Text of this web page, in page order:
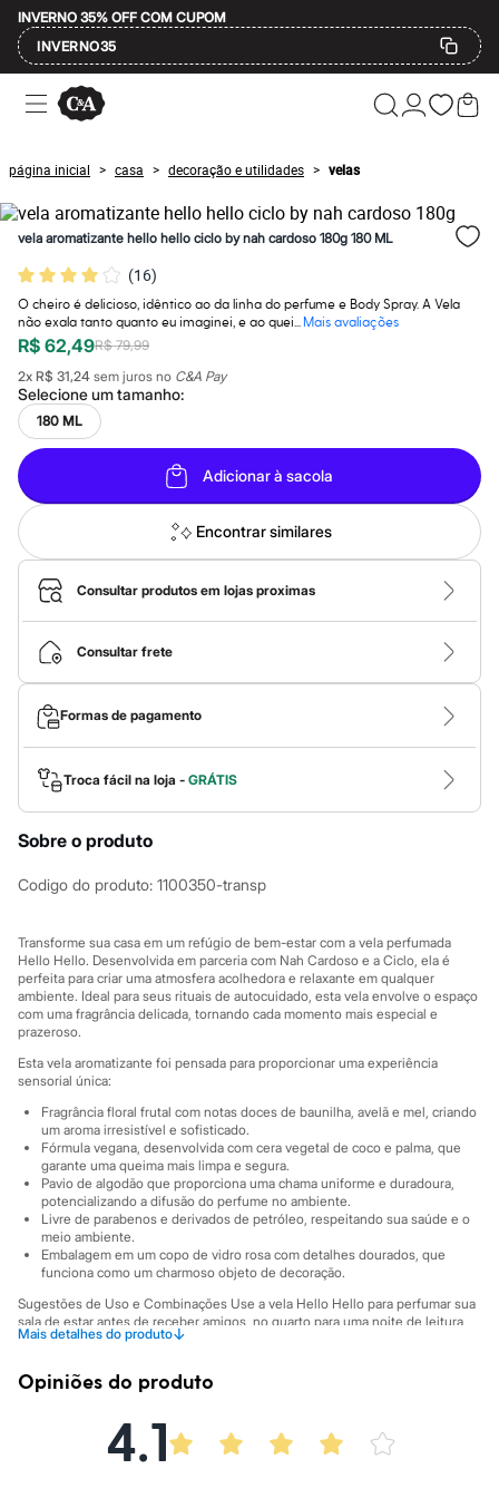
INVERNO 35% OFF COM CUPOM
INVERNO35
Ofertas
Compre por Departamento
Masculino
Infantil
Calçados
Mindse7
Plus Size
Até 20% off
Até 40% off
Até 60% off
A partir de 60% off
Feminino
Em alta
Inverno
Alfaiataria
Novidades
Roupas
Blusas e Camisetas
Básicos
Calças
Casacos e Jaquetas
Jeans
Macacões
Saias
Shorts e Bermudas
Vestidos
Acessórios
Bolsas
Bonés e Chapéus
Bijoux
Cintos
Óculos
Relógios
Calçados
Botas
Rasteirinhas
Sapatilhas
City
Clock House
Mindset
Sawary
Yessica
Moda esportiva
Acessórios
Blusas
Calçados
Leggings
Shorts e Bermudas
Tops
Moda íntima
Calcinhas
Cintas e Modeladores
Meias
Pijamas
Sutiãs e Tops
Moda praia
Biquínis
Maiôs
Personagens
Blusas e Camisetas
Casacos e Jaquetas
página inicial > casa > decoração e utilidades > velas
vela aromatizante hello hello ciclo by nah cardoso 180g 180 ML
(16)
O cheiro é delicioso, idêntico ao da linha do perfume e Body Spray. A Vela
não exala tanto quanto eu imaginei, e ao quei...Mais avaliações
R$ 62,49R$ 79,99
2x R$ 31,24 sem juros no C&A Pay
Selecione umtamanho:
180 ML
Adicionar à sacola
Encontrar similares
Consultar produtos em lojas proximas
Consultar frete
Formas de pagamento
Troca fácil na loja - GRÁTIS
Sobre o produto
Codigo do produto: 1100350-transp
Transforme sua casa em um refúgio de bem-estar com a vela perfumada
Hello Hello. Desenvolvida em parceria com Nah Cardoso e a Ciclo, ela é
perfeita para criar uma atmosfera acolhedora e relaxante em qualquer
ambiente. Ideal para seus rituais de autocuidado, esta vela envolve o espaço
com uma fragrância delicada, tornando cada momento mais especial e
prazeroso.
Esta vela aromatizante foi pensada para proporcionar uma experiência
sensorial única:
Fragrância floral frutal com notas doces de baunilha, avelã e mel, criando
um aroma irresistível e sofisticado.
Fórmula vegana, desenvolvida com cera vegetal de coco e palma, que
garante uma queima mais limpa e segura.
Pavio de algodão que proporciona uma chama uniforme e duradoura,
potencializando a difusão do perfume no ambiente.
Livre de parabenos e derivados de petróleo, respeitando sua saúde e o
meio ambiente.
Embalagem em um copo de vidro rosa com detalhes dourados, que
funciona como um charmoso objeto de decoração.
Sugestões de Uso e Combinações Use a vela Hello Hello para perfumar sua
sala de estar antes de receber amigos, no quarto para uma noite de leitura
relaxante ou no banheiro durante um banho de imersão. Ela é o
deixar o seu cantinho preferido mais aconchegante e com um perfume
agradável. Seu design moderno e delicado combina facilmente com diversos
A gente se encontra na C&A! ❤
Mais detalhes do produto↓
Opiniões do produto
4.1